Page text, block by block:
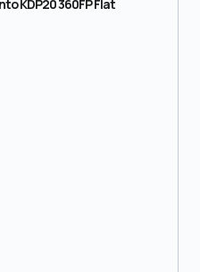
KDP20 360FP Flat